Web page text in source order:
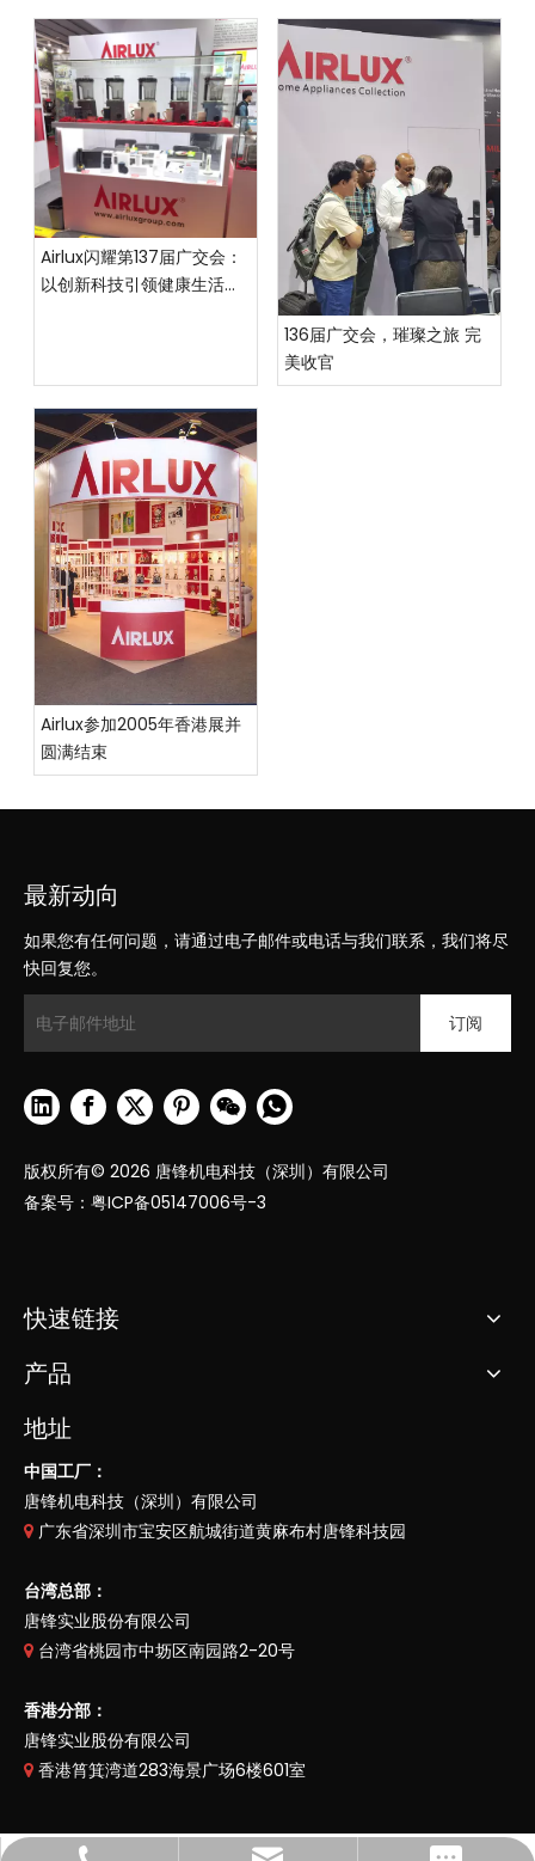
Airlux闪耀第137届广交会：
以创新科技引领健康生活新
136届广交会，璀璨之旅 完
美收官
Airlux参加2005年香港展并
圆满结束
最新动向
如果您有任何问题，请通过电子邮件或电话与我们联系，我们将尽
快回复您。
订阅
版权所有© 2026 唐锋机电科技（深圳）有限公司
备案号： 粤ICP备05147006号-3
快速链接
产品
地址
中国工厂：
唐锋机电科技（深圳）有限公司
 广东省深圳市宝安区航城街道黄麻布村唐锋科技园
台湾总部：
唐锋实业股份有限公司
 台湾省桃园市中坜区南园路2-20号
香港分部：
唐锋实业股份有限公司
 香港筲箕湾道283海景广场6楼601室